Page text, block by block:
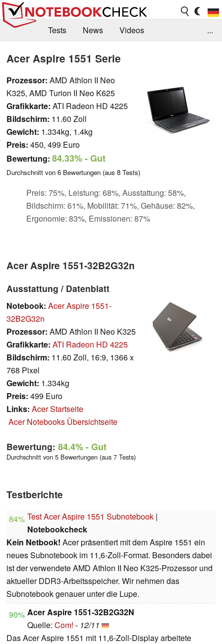
Tests News
Videos
Forum
...
Acer Aspire 1551 Serie
Prozessor: AMD Athlon II Neo
K325, AMD Turion II Neo K625
Grafikkarte: ATI Radeon HD 4225
Bildschirm: 11.60 Zoll
Gewicht: 1.334kg, 1.4kg
Preis: 450, 499 Euro
Bewertung: 84.33%- Gut
Durchschnitt von 6 Bewertungen (aus 8 Tests)
Preis: 75%, Leistung: 68%, Ausstattung: 58%,
Bildschirm: 61%, Mobilität: 71%, Gehäuse: 82%,
Ergonomie: 83%, Emissionen: 87%
Acer Aspire 1551-32B2G32n
Ausstattung / Datenblatt
Notebook: Acer Aspire 1551-
32B2G32n
Prozessor: AMD Athlon II Neo K325
Grafikkarte: ATI Radeon HD 4225
Bildschirm: 11.60 Zoll, 16:9, 1366 x
768 Pixel
Gewicht: 1.334kg
Preis: 499 Euro
Links: Acer Startseite
Acer Notebooks Übersichtseite
Bewertung: 84.4%- Gut
Durchschnitt von 5 Bewertungen (aus 7 Tests)
Testberichte
84% Test Acer Aspire 1551 Subnotebook |
Notebookcheck
Kein Netbook! Acer präsentiert mit dem Aspire 1551 ein
neues Subnotebook im 11,6-Zoll-Format. Besonders dabei
ist der verwendete AMD Athlon II Neo K325-Prozessor und
aktueller DDR3-Arbeitsspeicher. Wir nehmen das
Subnotebook genauer unter die Lupe.
90% Acer Aspire 1551-32B2G32N
Quelle: Com! - 12/11
Das Acer Aspire 1551 mit 11,6-Zoll-Display arbeitete